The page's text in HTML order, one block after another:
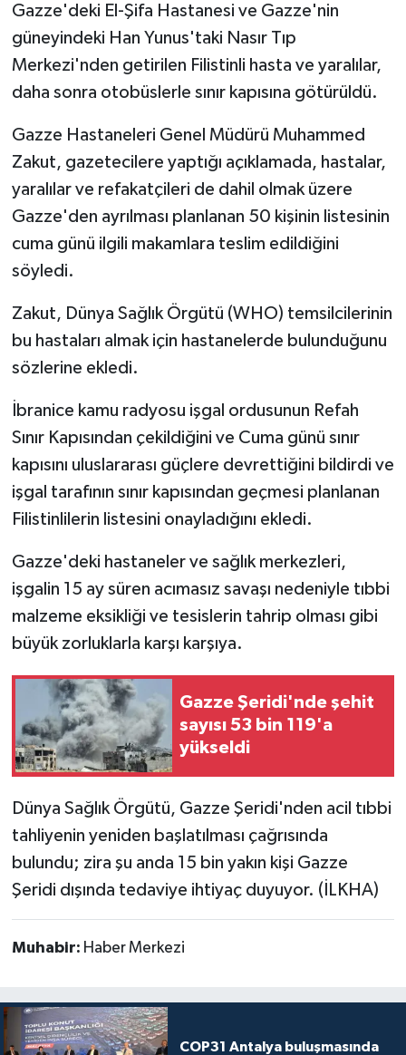
Gazze'deki El-Şifa Hastanesi ve Gazze'nin
güneyindeki Han Yunus'taki Nasır Tıp
Merkezi'nden getirilen Filistinli hasta ve yaralılar,
daha sonra otobüslerle sınır kapısına götürüldü.
Gazze Hastaneleri Genel Müdürü Muhammed
Zakut, gazetecilere yaptığı açıklamada, hastalar,
yaralılar ve refakatçileri de dahil olmak üzere
Gazze'den ayrılması planlanan 50 kişinin listesinin
cuma günü ilgili makamlara teslim edildiğini
söyledi.
Zakut, Dünya Sağlık Örgütü (WHO) temsilcilerinin
bu hastaları almak için hastanelerde bulunduğunu
sözlerine ekledi.
İbranice kamu radyosu işgal ordusunun Refah
Sınır Kapısından çekildiğini ve Cuma günü sınır
kapısını uluslararası güçlere devrettiğini bildirdi ve
işgal tarafının sınır kapısından geçmesi planlanan
Filistinlilerin listesini onayladığını ekledi.
Gazze'deki hastaneler ve sağlık merkezleri,
işgalin 15 ay süren acımasız savaşı nedeniyle tıbbi
malzeme eksikliği ve tesislerin tahrip olması gibi
büyük zorluklarla karşı karşıya.
Gazze Şeridi'nde şehit
sayısı 53 bin 119'a
yükseldi
Dünya Sağlık Örgütü, Gazze Şeridi'nden acil tıbbi
tahliyenin yeniden başlatılması çağrısında
bulundu; zira şu anda 15 bin yakın kişi Gazze
Şeridi dışında tedaviye ihtiyaç duyuyor. (İLKHA)
Muhabir: Haber Merkezi
COP31 Antalya buluşmasında